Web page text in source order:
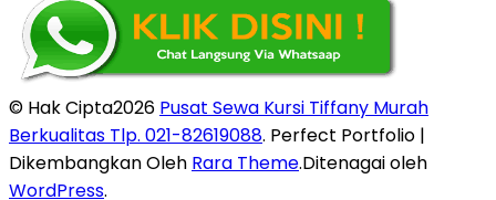
© Hak Cipta2026 Pusat Sewa Kursi Tiffany Murah
Berkualitas Tlp. 021-82619088. Perfect Portfolio |
Dikembangkan Oleh Rara Theme.Ditenagai oleh
WordPress.